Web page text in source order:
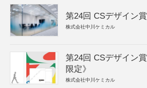
第24回 CSデザイン
株式会社中川ケミカル
第24回 CSデザイン
限定》
株式会社中川ケミカル